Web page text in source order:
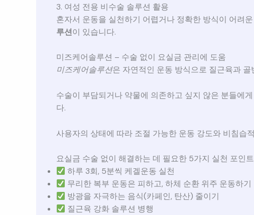
3. 여성 전용 비수술 솔루션 활용
혼자서 운동을 실천하기 어렵거나 정확한 방식이 어려
루션이 있습니다.
미즈케어솔루션 – 수술 없이 요실금 관리에 도움
미즈케어솔루션은 자연적인 운동 방식으로 질근육과
수술이 부담되거나 약물에 의존하고 싶지 않은 분들에게
다.
사용자의 상태에 따라 조절 가능한 운동 강도와 비침습
요실금 수술 없이 해결하는 데 필요한 5가지 실천 포인트
하루 3회, 5분씩 케겔운동 실천
무리한 복부 운동은 피하고, 하체 순환 위주 운동하기
방광을 자극하는 음식(카페인, 탄산) 줄이기
질근육 강화 솔루션 병행